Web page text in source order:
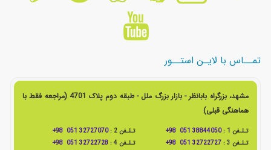
تمــاس با لایـن استــور
مشهد، بزرگراه بابانظر - بازار بزرگ ملل - طبقه دوم پلاک 4701 (مراجعه فقط با
هماهنگی قبلی)
تـلـفن 1 : 38844050 051 98+ تـلـفن 2 :
32727070 051 98+
تـلـفن 3 :
32722727 051 98+ تـلـفن 4 :
32722728 051 98+